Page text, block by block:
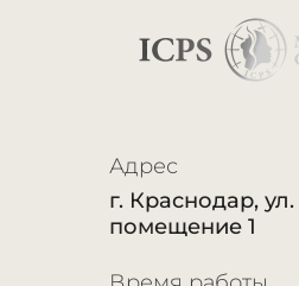
Адрес
г. Краснодар,
помещение 1